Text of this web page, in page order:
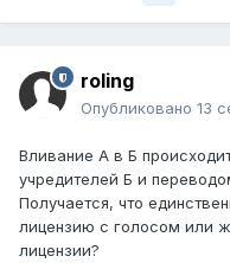
roling
Опубликовано 13
Вливание А в Б
учредителей Б и
Получается, что
лицензию с голосом или
лицензии?